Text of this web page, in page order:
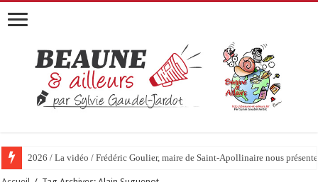
2026 / 01 vidéo et 51 photos / « JE T’ACCUSE »…ET MAINTENANT